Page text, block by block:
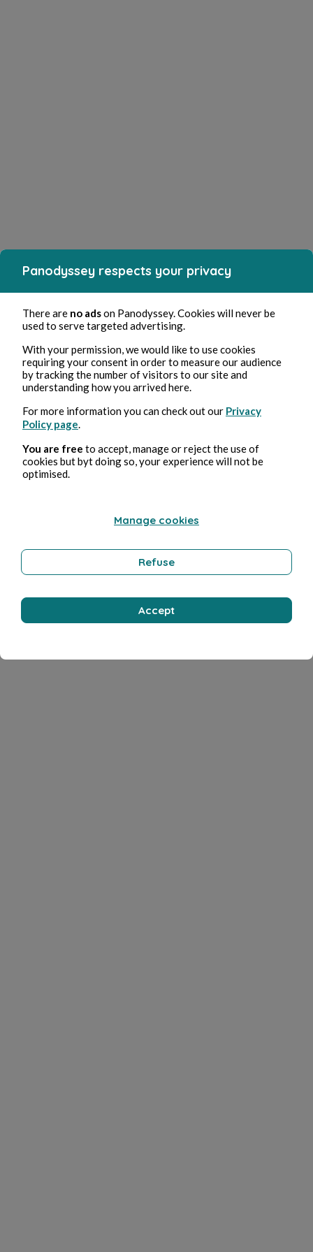
Panodyssey respects your privacy
There are no adson Panodyssey. Cookies will never be
used to serve targeted advertising.
With your permission, we would like to use cookies
requiring your consent in order to measure our audience
by tracking the number of visitors to our site and
understanding how you arrived here.
For more information you can check out our Privacy
Policy page
You are free to accept, manage or reject the use of
cookies but byt doing so, your experience will not be
optimised.
Manage cookies
Refuse
Accept